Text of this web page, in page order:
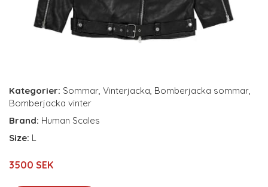
Kategorier: Sommar, Vinterjacka, Bomberjacka sommar,
Bomberjacka vinter
Brand: Human Scales
Size: L
3500 SEK